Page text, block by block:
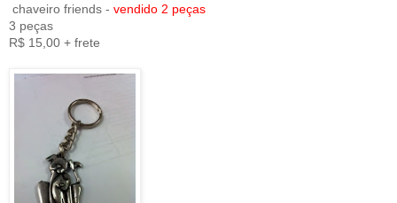
chaveiro friends - vendido 2 peças
3 peças
R$ 15,00 + frete